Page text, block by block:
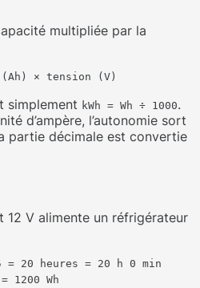
multipliée par la
× tension (V)
simplement kWh = Wh ÷ 1000.
d’ampère, l’autonomie sort
partie décimale est convertie
12 V alimente un réfrigérateur
= 20 heures = 20 h 0 min
1200 Wh